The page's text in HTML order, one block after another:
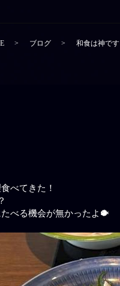
ブログ 和食は神です
べてきた！
べる機会が無かったよ🐡